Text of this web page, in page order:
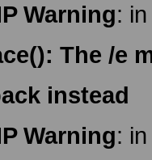
Warning:
The /e
instead
Warning: